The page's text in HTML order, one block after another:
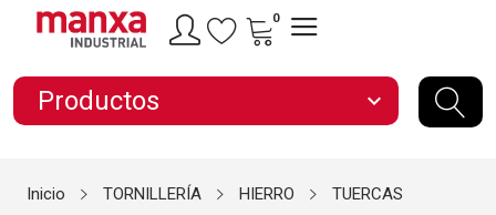
0
Productos expand_more
Inicio TORNILLERÍA HIERRO TUERCAS